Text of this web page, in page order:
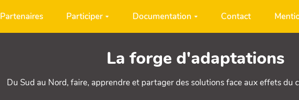
Partenaires Participer Documentation Contact
La forge d'adaptations
Du Sud au Nord, faire, apprendre et partager des solutions face aux effets du